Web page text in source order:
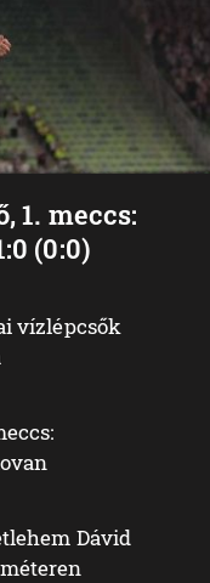
1. meccs:
(0:0)
vízlépcsők
Dávid